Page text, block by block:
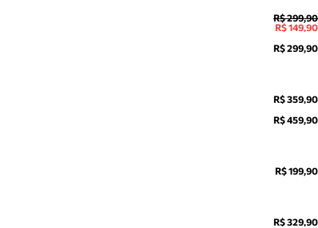
R$ 299,90
R$ 149,90
R$ 299,90
R$ 359,90
R$ 459,90
R$ 199,90
R$ 329,90